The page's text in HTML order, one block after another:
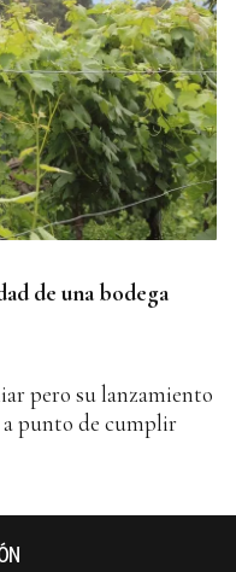
de una bodega
pero su lanzamiento
a punto de cumplir